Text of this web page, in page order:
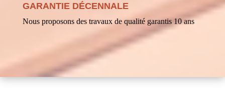
GARANTIE DÉCENNALE
Nous proposons des travaux de qualité garantis 10 ans